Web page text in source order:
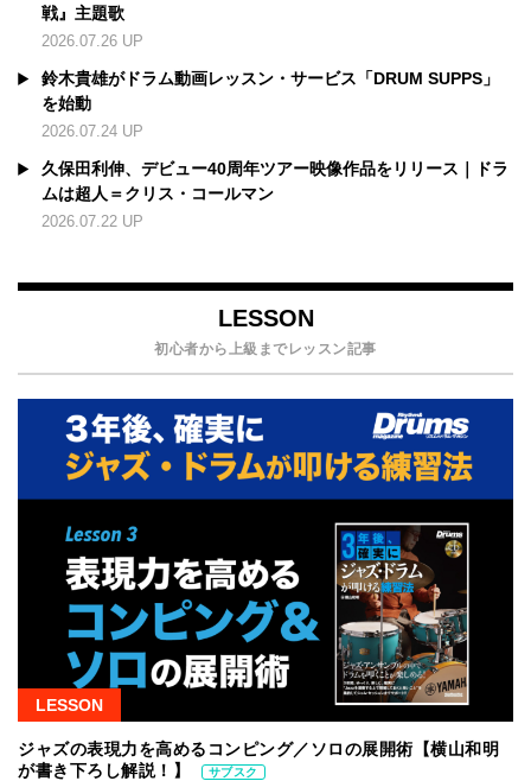
戦』主題歌
2026.07.26 UP
鈴木貴雄がドラム動画レッスン・サービス「DRUM SUPPS」
を始動
2026.07.24 UP
久保田利伸、デビュー40周年ツアー映像作品をリリース｜ドラ
ムは超人＝クリス・コールマン
2026.07.22 UP
LESSON
初心者から上級までレッスン記事
LESSON
ジャズの表現力を高めるコンピング／ソロの展開術【横山和明
が書き下ろし解説！】
サブスク